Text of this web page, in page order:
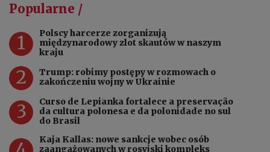
Popularne /
1
Polscy harcerze zorganizują
międzynarodowy zlot skautów w naszym
kraju
2
Trump: robimy postępy w rozmowach o
zakończeniu wojny w Ukrainie
3
Curso de Lepianka fortalece a preservação
da cultura polonesa e da polonidade no sul
do Brasil
Kaja Kallas: nowe sankcje wobec osób
zaangażowanych w rosyjski kompleks